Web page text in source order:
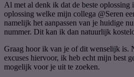
Al met al denk ik dat de beste
oplossing welke mijn collega @Seren
namelijk het aanpassen van je huidige
nummer. Dit kan ik dan natuurlijk
Graag hoor ik van je of dit wenselijk is.
excuses hiervoor, ik heb echt mijn best
mogelijk voor je uit te zoeken.